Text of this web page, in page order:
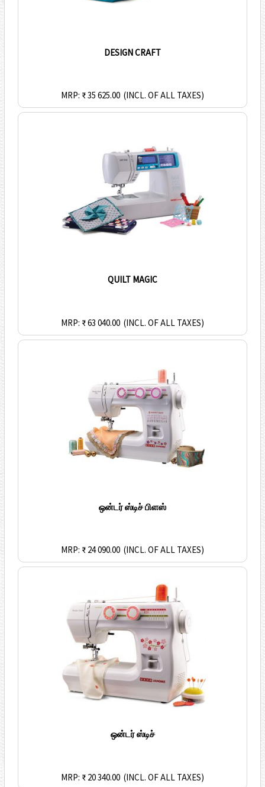
DESIGN CRAFT
MRP: ₹ 35 625.00 (INCL. OF ALL TAXES)
QUILT MAGIC
MRP: ₹ 63 040.00 (INCL. OF ALL TAXES)
ஒன்டர் ஸ்டிச் பிளஸ்
MRP: ₹ 24 090.00 (INCL. OF ALL TAXES)
ஒன்டர் ஸ்டிச்
MRP: ₹ 20 340.00 (INCL. OF ALL TAXES)